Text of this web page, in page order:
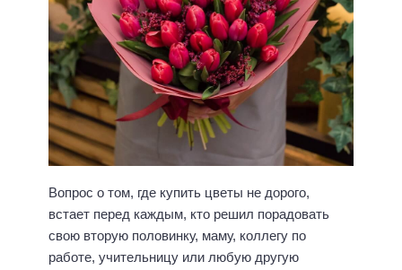
Вопрос о том, где купить цветы не дорого,
встает перед каждым, кто решил порадовать
свою вторую половинку, маму, коллегу по
работе, учительницу или любую другую